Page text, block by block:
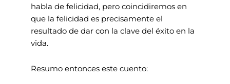
habla de felicidad, pero coincidiremos en
que la felicidad es precisamente el
resultado de dar con la clave del éxito en la
vida.
Resumo entonces este cuento: